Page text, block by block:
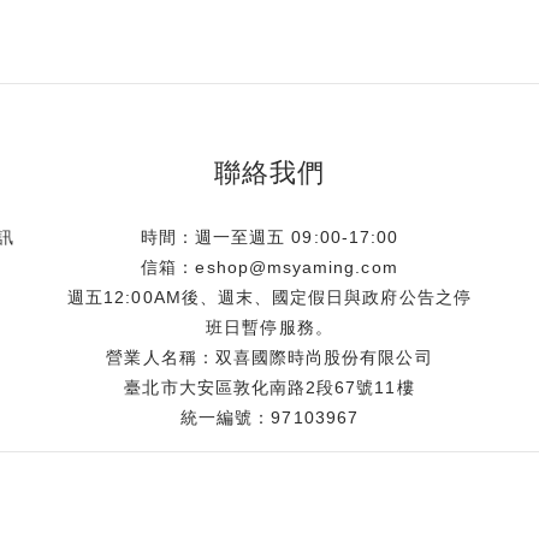
聯絡我們
時間：週一至週五 09:00-17:00
信箱：eshop@msyaming.com
週五12:00AM後、週末、國定假日與政府公告之停
班日暫停服務。
營業人名稱：双喜國際時尚股份有限公司
臺北市大安區敦化南路2段67號11樓
統一編號：97103967